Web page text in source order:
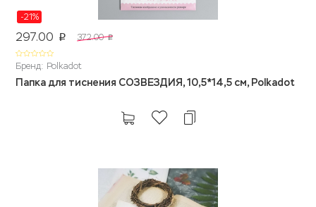
-21%
297.00 p 372.00 p
Бренд: Polkadot
Папка для тиснения СОЗВЕЗДИЯ, 10,5*14,5 см, Polkadot